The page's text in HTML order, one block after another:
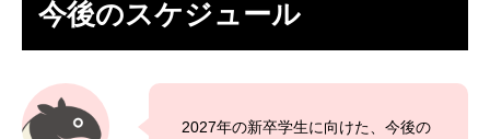
今後のスケジュール
2027年の新卒学生に向けた、今後の